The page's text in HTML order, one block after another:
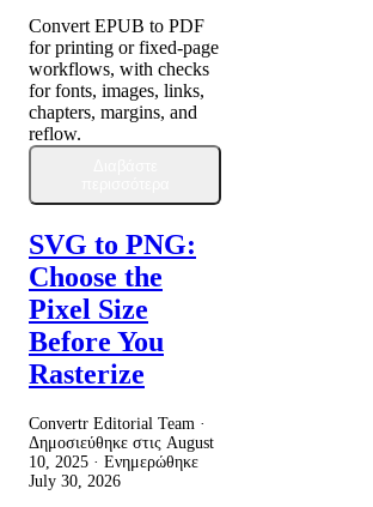
Convert EPUB to PDF
for printing or fixed-page
workflows, with checks
for fonts, images, links,
chapters, margins, and
reflow.
SVG to PNG:
Choose the
Pixel Size
Before You
Rasterize
Convertr Editorial Team ·
Δημοσιεύθηκε στις August
10, 2025 · Ενημερώθηκε
July 30, 2026